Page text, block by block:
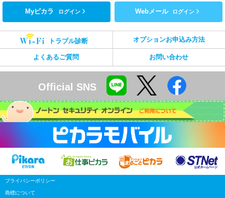
Myピカラ ログイン Webメール ログイン
トラブル診断 オプションお申込み方法
よくあるご質問 お問い合わせ
Official SNS
プライバシーポリシー
商標について